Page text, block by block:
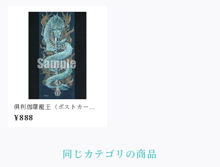
倶利伽羅龍王（ポストカード
サイズ・印刷）
¥888
同じカテゴリの商品